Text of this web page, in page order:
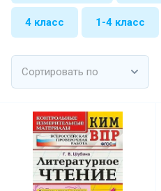
4 класс 1-4 класс
Сортировать по